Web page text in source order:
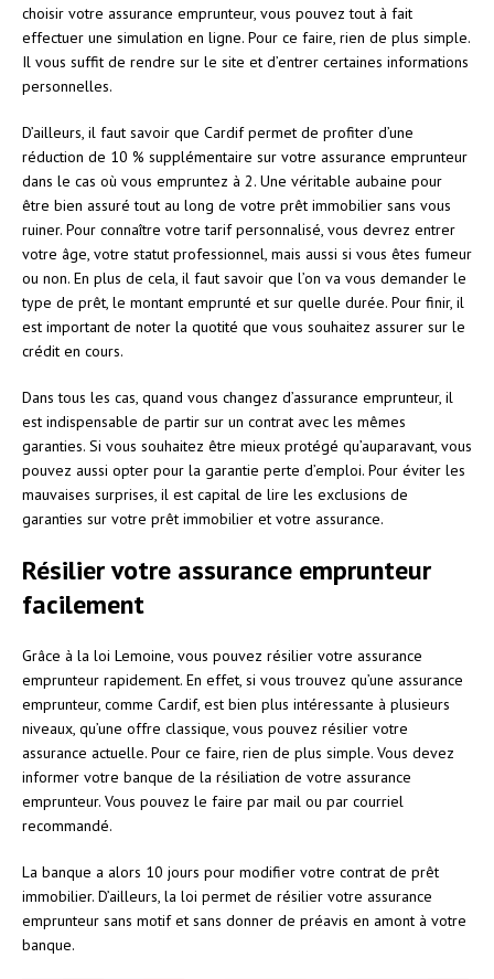
choisir votre assurance emprunteur, vous pouvez tout à fait
effectuer une simulation en ligne. Pour ce faire, rien de plus simple.
Il vous suffit de rendre sur le site et d’entrer certaines informations
personnelles.
D’ailleurs, il faut savoir que Cardif permet de profiter d’une
réduction de 10 % supplémentaire sur votre assurance emprunteur
dans le cas où vous empruntez à 2. Une véritable aubaine pour
être bien assuré tout au long de votre prêt immobilier sans vous
ruiner. Pour connaître votre tarif personnalisé, vous devrez entrer
votre âge, votre statut professionnel, mais aussi si vous êtes fumeur
ou non. En plus de cela, il faut savoir que l’on va vous demander le
type de prêt, le montant emprunté et sur quelle durée. Pour finir, il
est important de noter la quotité que vous souhaitez assurer sur le
crédit en cours.
Dans tous les cas, quand vous changez d’assurance emprunteur, il
est indispensable de partir sur un contrat avec les mêmes
garanties. Si vous souhaitez être mieux protégé qu’auparavant, vous
pouvez aussi opter pour la garantie perte d’emploi. Pour éviter les
mauvaises surprises, il est capital de lire les exclusions de
garanties sur votre prêt immobilier et votre assurance.
Résilier votre assurance emprunteur
facilement
Grâce à la loi Lemoine, vous pouvez résilier votre assurance
emprunteur rapidement. En effet, si vous trouvez qu’une assurance
emprunteur, comme Cardif, est bien plus intéressante à plusieurs
niveaux, qu’une offre classique, vous pouvez résilier votre
assurance actuelle. Pour ce faire, rien de plus simple. Vous devez
informer votre banque de la résiliation de votre assurance
emprunteur. Vous pouvez le faire par mail ou par courriel
recommandé.
La banque a alors 10 jours pour modifier votre contrat de prêt
immobilier. D’ailleurs, la loi permet de résilier votre assurance
emprunteur sans motif et sans donner de préavis en amont à votre
banque.